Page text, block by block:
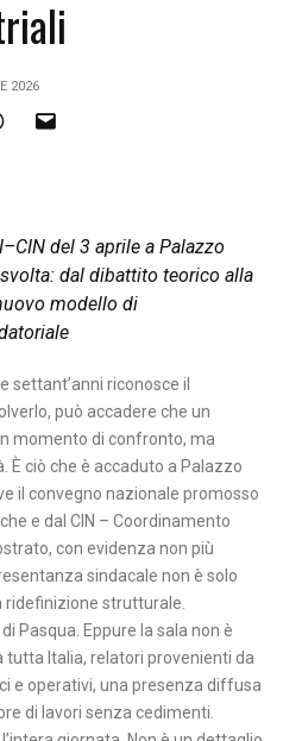
2026
del 3 aprile a Palazzo
dal dibattito teorico alla
modello di
settant’anni riconosce il
può accadere che un
momento di confronto, ma
È ciò che è accaduto a Palazzo
il convegno nazionale promosso
e dal CIN – Coordinamento
con evidenza non più
sindacale non è solo
ridefinizione strutturale.
Pasqua. Eppure la sala non è
Italia, relatori provenienti da
e operativi, una presenza diffusa
di lavori senza cedimenti.